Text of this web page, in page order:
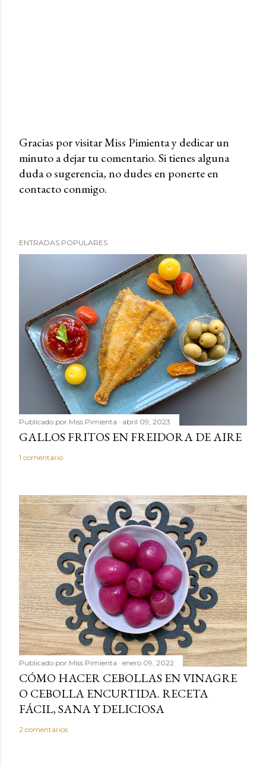
P
u
b
a
r
i
o
Gracias por visitar Miss Pimienta y dedicar un
minuto a dejar tu comentario. Si tienes alguna
duda o sugerencia, no dudes en ponerte en
contacto conmigo.
ENTRADAS POPULARES
Publicado por Miss Pimienta abril 09, 2023
GALLOS FRITOS EN FREIDORA DE AIRE
1 comentario
Publicado por Miss Pimienta enero 09, 2022
CÓMO HACER CEBOLLAS EN VINAGRE
O CEBOLLA ENCURTIDA. RECETA
FÁCIL, SANA Y DELICIOSA
2 comentarios